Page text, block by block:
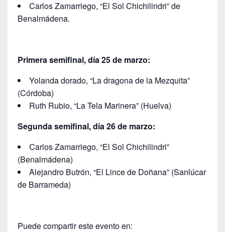
Carlos Zamarriego, “El Sol Chichilindri” de
Benalmádena.
Primera semifinal, día 25 de marzo:
Yolanda dorado, “La dragona de la Mezquita”
(Córdoba)
Ruth Rubio, “La Tela Marinera” (Huelva)
Segunda semifinal, día 26 de marzo:
Carlos Zamarriego, “El Sol Chichilindri”
(Benalmádena)
Alejandro Butrón, “El Lince de Doñana” (Sanlúcar
de Barrameda)
Puede compartir este evento en: